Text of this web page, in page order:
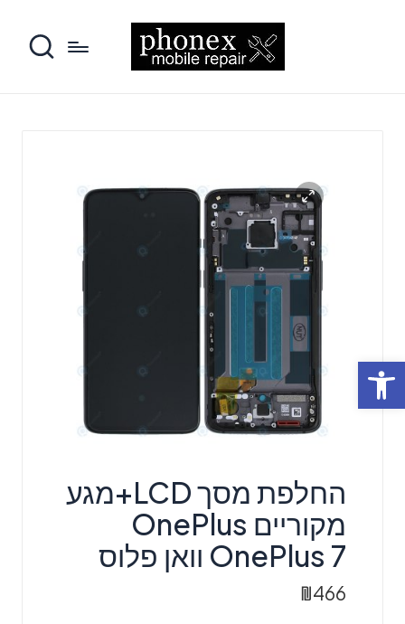
פתח סרגל נגישות
החלפת מסך LCD+מגע
מקוריים OnePlus
OnePlus 7 וואן פלוס
₪466